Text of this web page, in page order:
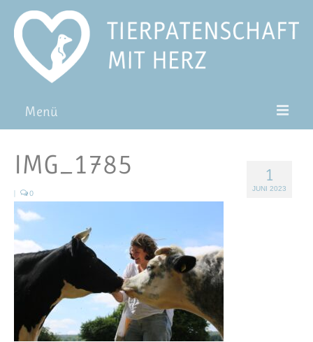
Menü
Pat*in werden
FAQ
1
JUNI 2023
IMG_1785
| 0